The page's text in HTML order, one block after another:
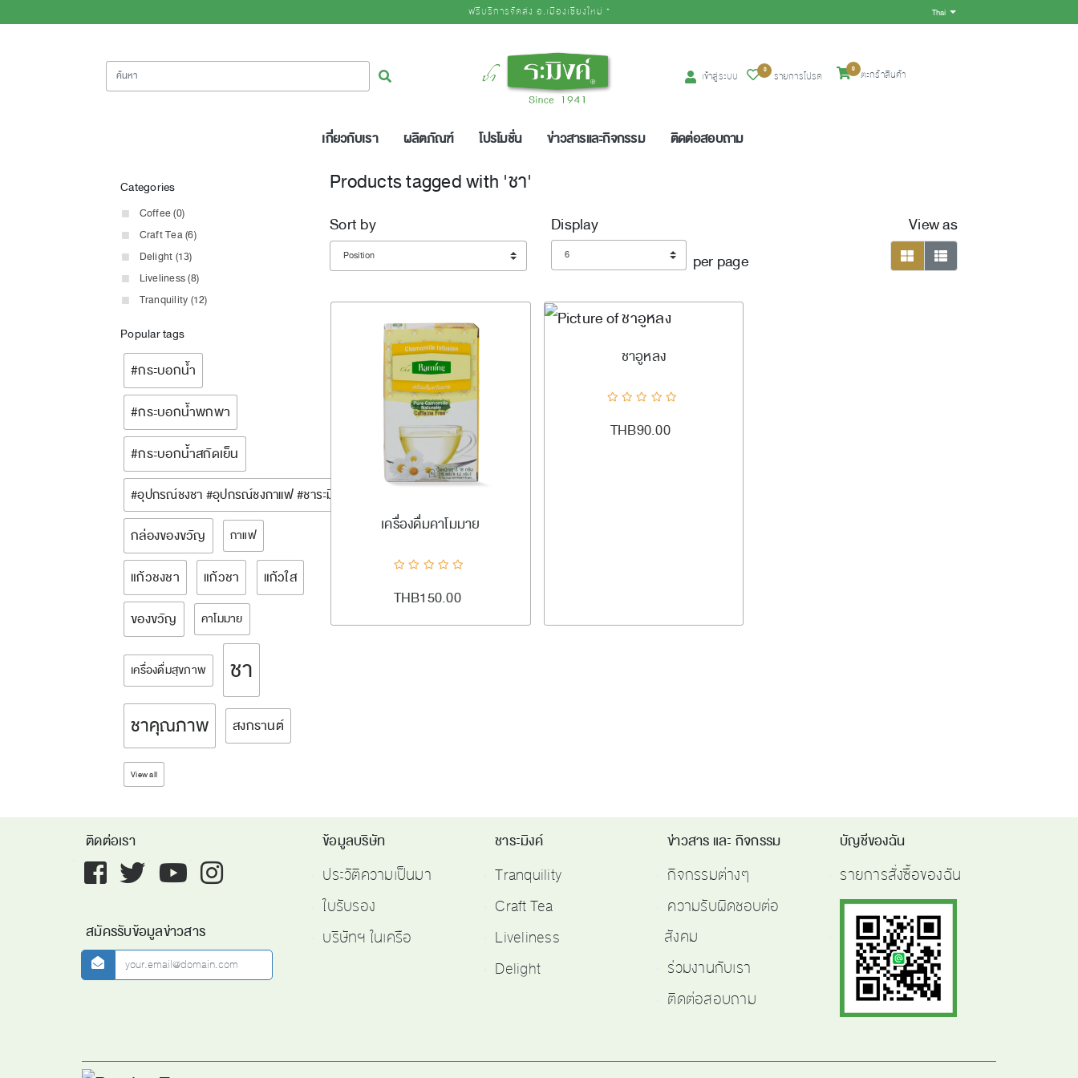
ฟรีบริการจัดส่ง อ.เมืองเชียงใหม่ * Thai
Toggle Dropdown
ค้นหา ค้นหา เข้าสู่ระบบ รายการโปรด
0 ตะกร้าสินค้า
0
เกี่ยวกับเรา ผลิตภัณฑ์ โปรโมชั่น ข่าวสารและกิจกรรม ติดต่อสอบถาม
Categories
Coffee (0)
Craft Tea (6)
Delight (13)
Liveliness (8)
Tranquility (12)
Popular tags
#กระบอกน้ำ
#กระบอกน้ำพกพา
#กระบอกน้ำสกัดเย็น
#อุปกรณ์ชงชา #อุปกรณ์ชงกาแฟ #ชาระมิงค์ #ramingtea
กล่องของขวัญ กาแฟ
แก้วชงชา แก้วชา
แก้วใส
ของขวัญ
คาโมมาย
เครื่องดื่มสุขภาพ ชา
ชาคุณภาพ สงกรานต์
View all
Products tagged with 'ชา'
Sort by
Display
Display
per page
View as
viewmode gridviewmode list
เพิ่มลงตะกร้า
ADDTOCART Quick ViewAddToCompareList
เครื่องดื่มคาโมมาย
THB150.00
ADDTOCART Quick View
ชาอูหลง
THB90.00
ติดต่อเรา
Facebook twitter youtube instagram
สมัครรับข้อมูลข่าวสาร
newsletter
ข้อมูลบริษัท
ประวัติความเป็นมา
ใบรับรอง
บริษัทฯ ในเครือ
ชาระมิงค์
Tranquility
Craft Tea
Liveliness
Delight
ข่าวสาร และ กิจกรรม
กิจกรรมต่างๆ
ความรับผิดชอบต่อ
สังคม
ร่วมงานกับเรา
ติดต่อสอบถาม
บัญชีของฉัน
รายการสั่งซื้อของฉัน